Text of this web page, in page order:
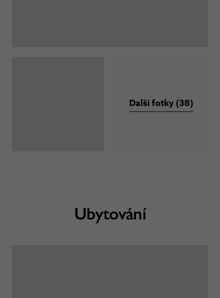
Další fotky (38)
Ubytování